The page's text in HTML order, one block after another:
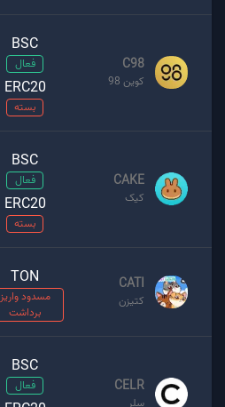
C98
کوین 98
BSC
فعال
ERC20
بسته
CAKE
کیک
BSC
فعال
ERC20
بسته
CATI
کتیزن
TON
مسدود واریز
برداشت
CELR
سلر
BSC
فعال